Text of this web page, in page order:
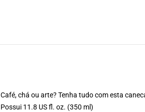
Café, chá ou arte? Tenha tudo com esta
Possui 11.8 US fl. oz. (350 ml)